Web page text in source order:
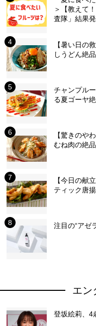
＞【教えて
査隊」結果
【暑い日の
しうどん絶
チャンプル
る夏ゴーヤ
【驚きのや
むね肉の絶
【今日の献
ティック唐揚
注目の“アゼ
エン
登坂絵莉、4